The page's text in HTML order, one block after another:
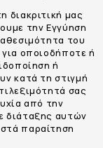
διακριτική μας
την Εγγύηση
του
οποιοδήποτε ή
ή
κατά τη στιγμή
σας
από την
διάταξης αυτών
παραίτηση